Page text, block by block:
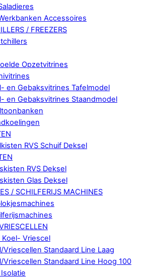
Accessoires
/ FREEZERS
Opzetvitrines
en Gebaksvitrines Tafelmodel
en Gebaksvitrines Staandmodel
RVS Schuif Deksel
RVS Deksel
Glas Deksel
/ SCHILFERIJS MACHINES
Koel- Vriescel
Vriescellen Standaard Line Laag
Vriescellen Standaard Line Hoog 100